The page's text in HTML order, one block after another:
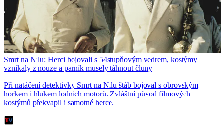
Smrt na Nilu: Herci bojovali s 54stupňovým vedrem, kostýmy
vznikaly z nouze a parník musely táhnout čluny
Při natáčení detektivky Smrt na Nilu štáb bojoval s obrovským
horkem i hlukem lodních motorů. Zvláštní původ filmových
kostýmů překvapil i samotné herce.